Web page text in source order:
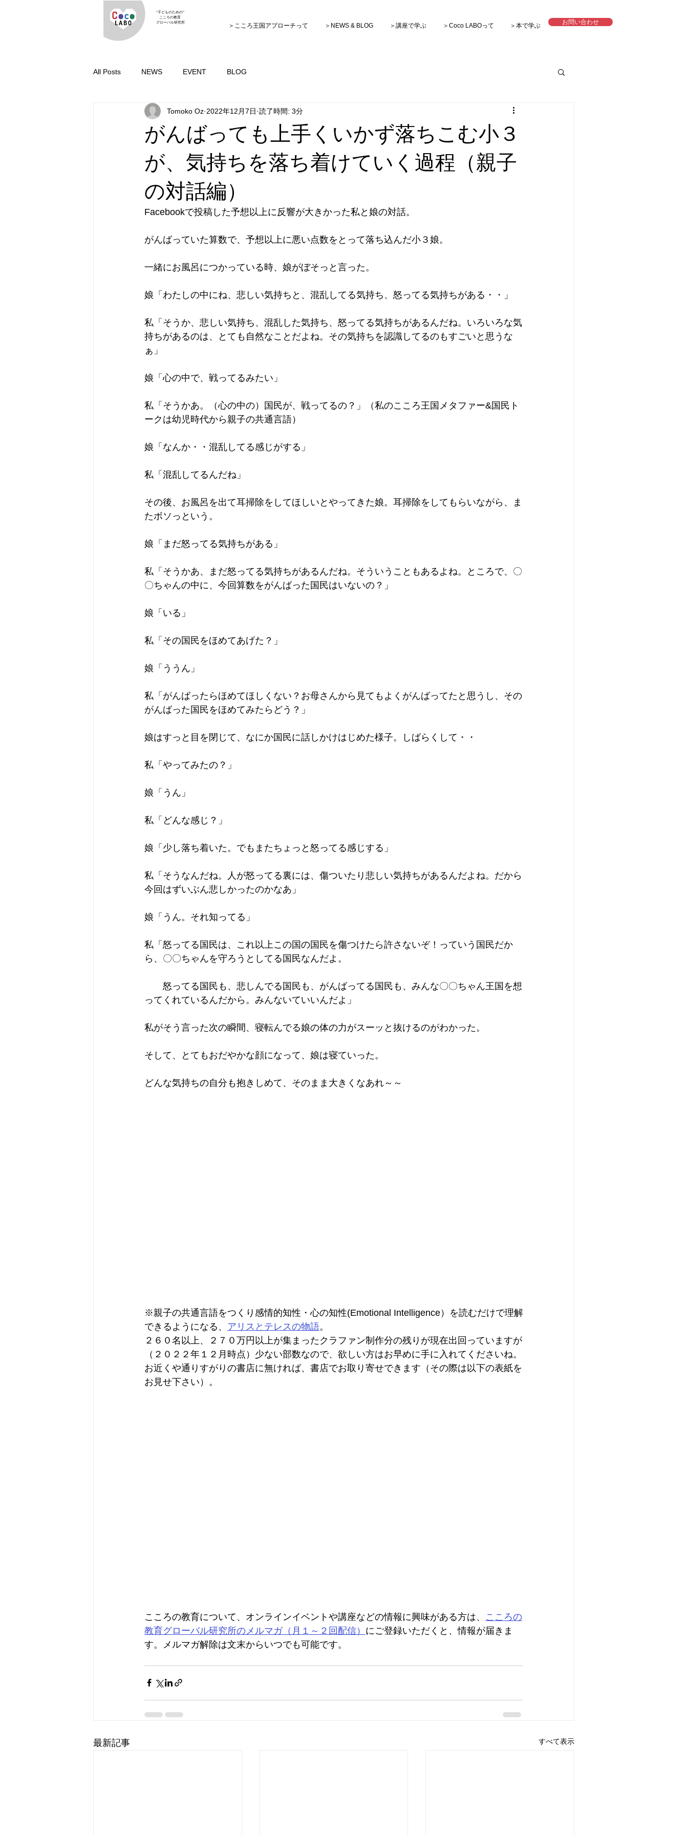
“子どものための”
こころの教育
グローバル研究所
＞こころ王国アプローチって ＞NEWS & BLOG ＞講座で学ぶ ＞Coco LABOって ＞本で学ぶ お問い合わせ
All Posts NEWS EVENT BLOG
がんばっても上手くいかず落ちこむ小３
が、気持ちを落ち着けていく過程（親子
の対話編）
Tomoko Oz 2022年12月7日 読了時間: 3分
Facebookで投稿した予想以上に反響が大きかった私と娘の対話。
がんばっていた算数で、予想以上に悪い点数をとって落ち込んだ小３娘。
一緒にお風呂につかっている時、娘がぼそっと言った。
娘「わたしの中にね、悲しい気持ちと、混乱してる気持ち、怒ってる気持ちがある・・」
私「そうか、悲しい気持ち、混乱した気持ち、怒ってる気持ちがあるんだね。いろいろな気
持ちがあるのは、とても自然なことだよね。その気持ちを認識してるのもすごいと思うな
ぁ」
娘「心の中で、戦ってるみたい」
私「そうかあ。（心の中の）国民が、戦ってるの？」（私のこころ王国メタファー&国民ト
ークは幼児時代から親子の共通言語）
娘「なんか・・混乱してる感じがする」
私「混乱してるんだね」
その後、お風呂を出て耳掃除をしてほしいとやってきた娘。耳掃除をしてもらいながら、ま
たボソっという。
娘「まだ怒ってる気持ちがある」
私「そうかあ、まだ怒ってる気持ちがあるんだね。そういうこともあるよね。ところで、〇
〇ちゃんの中に、今回算数をがんばった国民はいないの？」
娘「いる」
私「その国民をほめてあげた？」
娘「ううん」
私「がんばったらほめてほしくない？お母さんから見てもよくがんばってたと思うし、その
がんばった国民をほめてみたらどう？」
娘はすっと目を閉じて、なにか国民に話しかけはじめた様子。しばらくして・・
私「やってみたの？」
娘「うん」
私「どんな感じ？」
娘「少し落ち着いた。でもまたちょっと怒ってる感じする」
私「そうなんだね。人が怒ってる裏には、傷ついたり悲しい気持ちがあるんだよね。だから
今回はずいぶん悲しかったのかなあ」
娘「うん。それ知ってる」
私「怒ってる国民は、これ以上この国の国民を傷つけたら許さないぞ！っていう国民だか
ら、〇〇ちゃんを守ろうとしてる国民なんだよ。
怒ってる国民も、悲しんでる国民も、がんばってる国民も、みんな〇〇ちゃん王国を想
ってくれているんだから。みんないていいんだよ」
私がそう言った次の瞬間、寝転んでる娘の体の力がスーッと抜けるのがわかった。
そして、とてもおだやかな顔になって、娘は寝ていった。
どんな気持ちの自分も抱きしめて、そのまま大きくなあれ～～
※親子の共通言語をつくり感情的知性・心の知性(Emotional Intelligence）を読むだけで理解
できるようになる、 アリスとテレスの物語。
２６０名以上、２７０万円以上が集まったクラファン制作分の残りが現在出回っていますが
（２０２２年１２月時点）少ない部数なので、欲しい方はお早めに手に入れてくださいね。
お近くや通りすがりの書店に無ければ、書店でお取り寄せできます（その際は以下の表紙を
お見せ下さい）。
こころの教育について、オンラインイベントや講座などの情報に興味がある方は、 こころの
教育グローバル研究所のメルマガ（月１～２回配信） にご登録いただくと、情報が届きま
す。メルマガ解除は文末からいつでも可能です。
最新記事 すべて表示